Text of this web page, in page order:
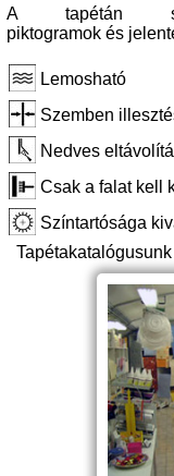
A tapétán
piktogramok és
Lemosható
Szemben
Nedves
Csak a falat kell
Színtartósága